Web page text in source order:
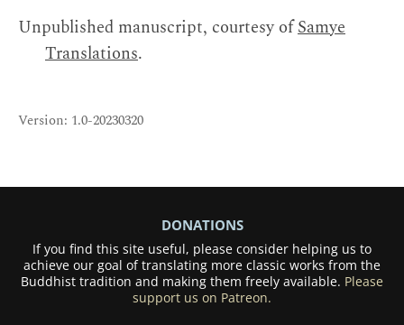
Unpublished manuscript, courtesy ofSamye
Translations.
Version: 1.0-20230320
DONATIONS
If you find this site useful, please consider helping us to
achieve our goal of translating more classic works from the
Buddhist tradition and making them freely available. Please
support us on Patreon.